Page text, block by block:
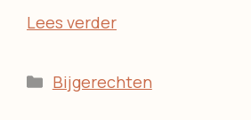
Lees verder
Categorieën
Bijgerechten